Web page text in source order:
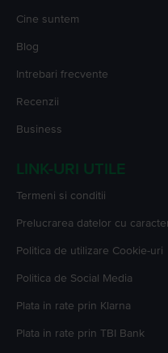
Cine suntem
Blog
Intrebari frecvente
Recenzii
Business
LINK-URI UTILE
Termeni si conditii
Prelucrarea datelor cu
Politica de utilizare Cookie-uri
Politica de Social Media
Plata in rate prin Klarna
Plata in rate prin TBI Bank